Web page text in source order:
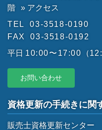
階
» アクセス
TEL
03-3518-0190
FAX
03-3518-0192
平日 10:00〜17:00 （
お問い合わせ
資格更新の手続きに関
販売士資格更新センター